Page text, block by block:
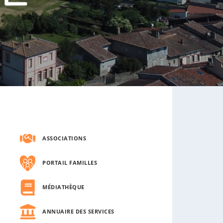
o
u
s
-
m
e
u
ASSOCIATIONS
PORTAIL FAMILLES
MÉDIATHÈQUE
ANNUAIRE DES SERVICES